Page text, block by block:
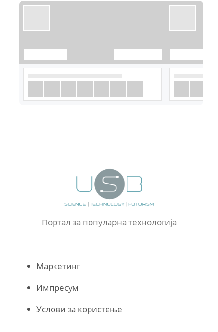
Портал за популарна технологија
Маркетинг
Импресум
Услови за користење